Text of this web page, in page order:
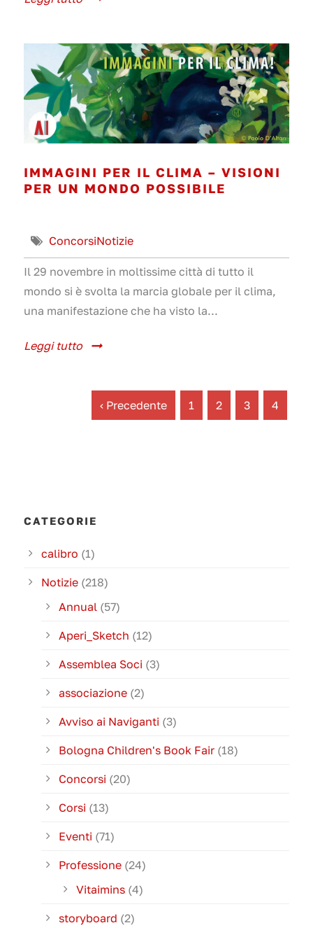
IMMAGINI PER IL CLIMA – VISIONI
PER UN MONDO POSSIBILE
ConcorsiNotizie
Il 29 novembre in moltissime città di tutto il
mondo si è svolta la marcia globale per il clima,
una manifestazione che ha visto la...
Leggi tutto
‹ Precedente 1 2 3 4
CATEGORIE
calibro (1)
Notizie (218)
Annual (57)
Aperi_Sketch (12)
Assemblea Soci (3)
associazione (2)
Avviso ai Naviganti (3)
Bologna Children's Book Fair (18)
Concorsi (20)
Corsi (13)
Eventi (71)
Professione (24)
Vitaimins (4)
storyboard (2)